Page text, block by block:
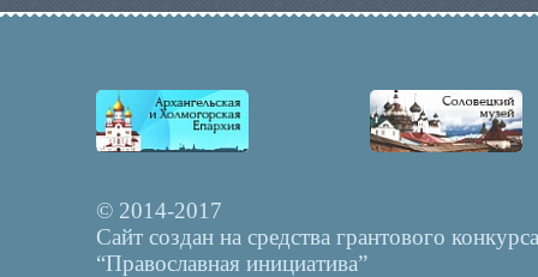
© 2014-2017
Сайт создан на средства грантового конкурса
“Православная инициатива”